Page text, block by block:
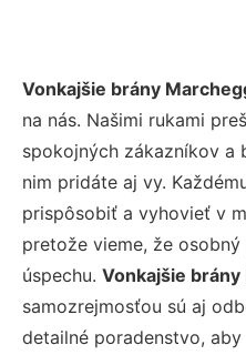
Vonkajšie brány
na nás. Našimi rukami
spokojných zákazníkov a
nim pridáte aj vy.
prispôsobiť a vyhovieť v
pretože vieme, že
úspechu. Vonkajšie
samozrejmosťou sú aj
detailné poradenstvo,